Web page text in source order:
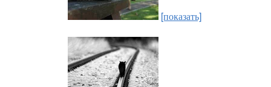
[показать]